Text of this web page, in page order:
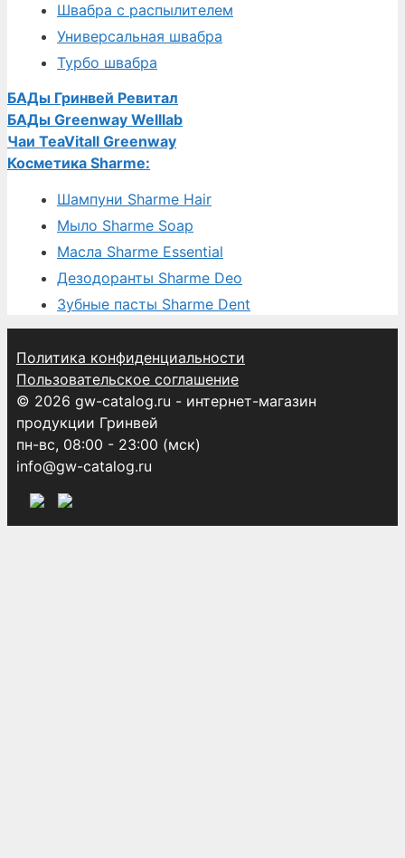
Швабра с распылителем
Универсальная швабра
Турбо швабра
БАДы Гринвей Ревитал
БАДы Greenway Welllab
Чаи TeaVitall Greenway
Косметика Sharme:
Шампуни Sharme Hair
Мыло Sharme Soap
Масла Sharme Essential
Дезодоранты Sharme Deo
Зубные пасты Sharme Dent
Политика конфиденциальности
Пользовательское соглашение
© 2026 gw-catalog.ru - интернет-магазин
продукции Гринвей
пн-вс, 08:00 - 23:00 (мск)
info@gw-catalog.ru